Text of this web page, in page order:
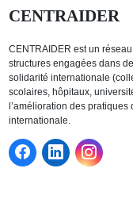
CENTRAIDER
CENTRAIDER est un
structures engagées dans
solidarité internationale
scolaires, hôpitaux,
l’amélioration des
internationale.